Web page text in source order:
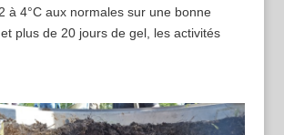
à 4°C aux normales sur une bonne
plus de 20 jours de gel, les activités